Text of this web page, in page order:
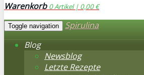
Warenkorb 0Artikel | 0,00 €
Toggle navigation
Spirulina
Blog
Newsblog
Letzte Rezepte